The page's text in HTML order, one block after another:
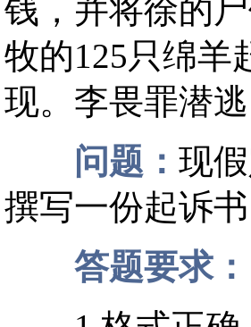
钱，并将徐的
牧的125只绵羊
现。李畏罪潜
问题： 现
撰写一份起诉书
答题要求：